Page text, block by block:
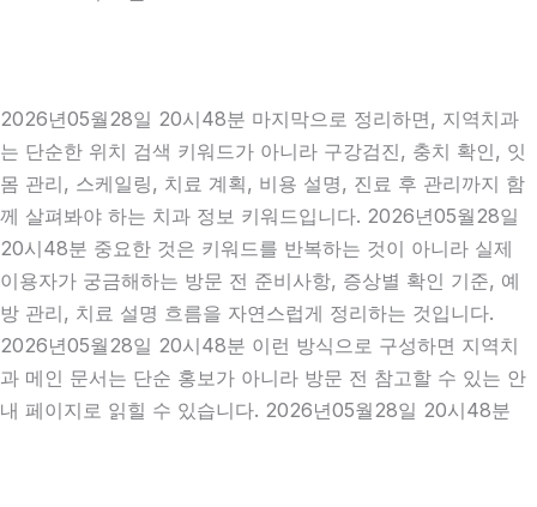
2026년05월28일 20시48분 마지막으로 정리하면, 지역치과
는 단순한 위치 검색 키워드가 아니라 구강검진, 충치 확인, 잇
몸 관리, 스케일링, 치료 계획, 비용 설명, 진료 후 관리까지 함
께 살펴봐야 하는 치과 정보 키워드입니다. 2026년05월28일
20시48분 중요한 것은 키워드를 반복하는 것이 아니라 실제
이용자가 궁금해하는 방문 전 준비사항, 증상별 확인 기준, 예
방 관리, 치료 설명 흐름을 자연스럽게 정리하는 것입니다.
2026년05월28일 20시48분 이런 방식으로 구성하면 지역치
과 메인 문서는 단순 홍보가 아니라 방문 전 참고할 수 있는 안
내 페이지로 읽힐 수 있습니다. 2026년05월28일 20시48분